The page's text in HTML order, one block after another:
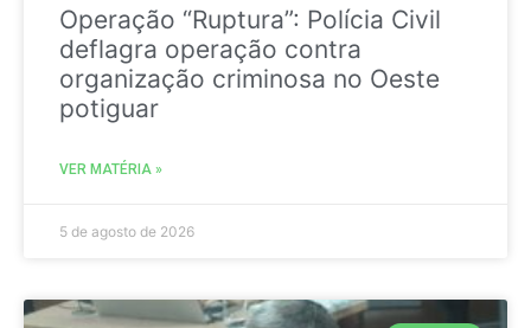
Operação “Ruptura”: Polícia Civil
deflagra operação contra
organização criminosa no Oeste
potiguar
VER MATÉRIA »
5 de agosto de 2026